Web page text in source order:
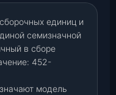
единиц и
семизначной
в сборе
452-
модель